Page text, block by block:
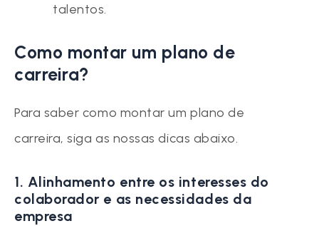
talentos.
Como montar um plano de
carreira?
Para saber como montar um plano de
carreira, siga as nossas dicas abaixo.
1. Alinhamento entre os interesses do
colaborador e as necessidades da
empresa